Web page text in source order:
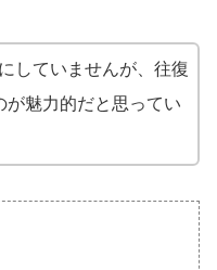
していませんが、往復
が魅力的だと思ってい